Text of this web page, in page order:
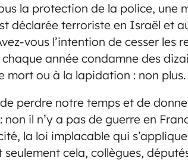
la protection de la police, une
déclarée terroriste en Israël et
vous l’intention de cesser les
année condamne des
mort ou à la lapidation : non plus.
perdre notre temps et de
il n’y a pas de guerre en
la loi implacable qui
seulement cela, collègues,